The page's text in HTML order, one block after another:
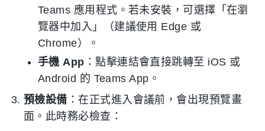
Teams 應用程式。若未安裝，可選擇「在瀏
覽器中加入」（建議使用 Edge 或
Chrome）。
手機 App ：點擊連結會直接跳轉至 iOS 或
Android 的 Teams App。
預檢設備 ：在正式進入會議前，會出現預覽畫
面。此時務必檢查：